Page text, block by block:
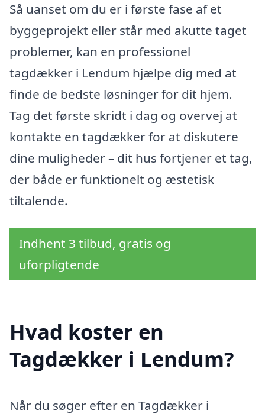
Så uanset om du er i første fase af et
byggeprojekt eller står med akutte taget
problemer, kan en professionel
tagdækker i Lendum hjælpe dig med at
finde de bedste løsninger for dit hjem.
Tag det første skridt i dag og overvej at
kontakte en tagdækker for at diskutere
dine muligheder – dit hus fortjener et tag,
der både er funktionelt og æstetisk
tiltalende.
Indhent 3 tilbud, gratis og
uforpligtende
Hvad koster en
Tagdækker i Lendum?
Når du søger efter en Tagdækker i